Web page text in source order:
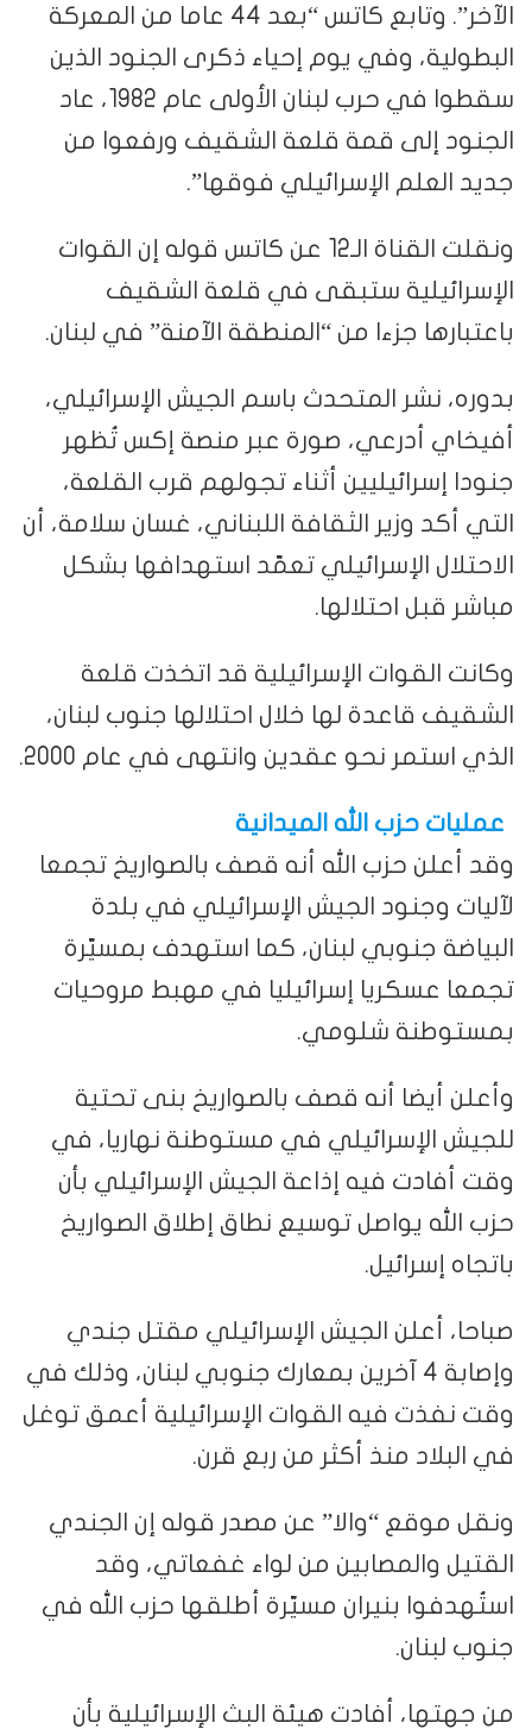
الآخر”. وتابع كاتس “بعد 44 عاما من المعركة
البطولية، وفي يوم إحياء ذكرى الجنود الذين
سقطوا في حرب لبنان الأولى عام 1982، عاد
الجنود إلى قمة قلعة الشقيف ورفعوا من
جديد العلم الإسرائيلي فوقها”.
ونقلت القناة الـ12 عن كاتس قوله إن القوات
الإسرائيلية ستبقى في قلعة الشقيف
باعتبارها جزءا من “المنطقة الآمنة” في لبنان.
بدوره، نشر المتحدث باسم الجيش الإسرائيلي،
أفيخاي أدرعي، صورة عبر منصة إكس تُظهر
جنودا إسرائيليين أثناء تجولهم قرب القلعة،
التي أكد وزير الثقافة اللبناني، غسان سلامة، أن
الاحتلال الإسرائيلي تعمّد استهدافها بشكل
مباشر قبل احتلالها.
وكانت القوات الإسرائيلية قد اتخذت قلعة
الشقيف قاعدة لها خلال احتلالها جنوب لبنان،
الذي استمر نحو عقدين وانتهى في عام 2000.
عمليات حزب الله الميدانية
وقد أعلن حزب الله أنه قصف بالصواريخ تجمعا
لآليات وجنود الجيش الإسرائيلي في بلدة
البياضة جنوبي لبنان، كما استهدف بمسيّرة
تجمعا عسكريا إسرائيليا في مهبط مروحيات
بمستوطنة شلومي.
وأعلن أيضا أنه قصف بالصواريخ بنى تحتية
للجيش الإسرائيلي في مستوطنة نهاريا، في
وقت أفادت فيه إذاعة الجيش الإسرائيلي بأن
حزب الله يواصل توسيع نطاق إطلاق الصواريخ
باتجاه إسرائيل.
صباحا، أعلن الجيش الإسرائيلي مقتل جندي
وإصابة 4 آخرين بمعارك جنوبي لبنان، وذلك في
وقت نفذت فيه القوات الإسرائيلية أعمق توغل
في البلاد منذ أكثر من ربع قرن.
ونقل موقع “والا” عن مصدر قوله إن الجندي
القتيل والمصابين من لواء غفعاتي، وقد
استُهدفوا بنيران مسيّرة أطلقها حزب الله في
جنوب لبنان.
من جهتها، أفادت هيئة البث الإسرائيلية بأن